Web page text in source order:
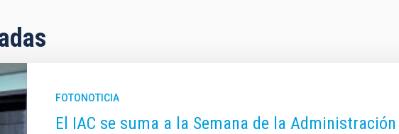
FOTONOTICIA
El IAC se suma a la Semana de la Administración